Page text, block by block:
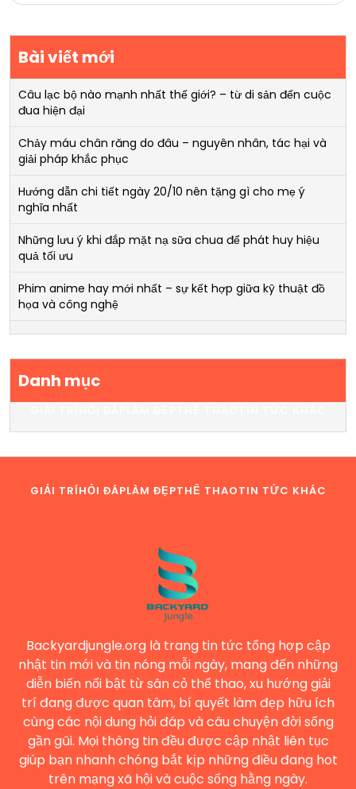
Bài viết mới
Câu lạc bộ nào mạnh nhất thế giới? – từ di sản đến cuộc
đua hiện đại
Chảy máu chân răng do đâu – nguyên nhân, tác hại và
giải pháp khắc phục
Hướng dẫn chi tiết ngày 20/10 nên tặng gì cho mẹ ý
nghĩa nhất
Những lưu ý khi đắp mặt nạ sữa chua để phát huy hiệu
quả tối ưu
Phim anime hay mới nhất – sự kết hợp giữa kỹ thuật đồ
họa và công nghệ
Danh mục
GIẢI TRÍHỎI ĐÁPLÀM ĐẸPTHỂ THAOTIN TỨC KHÁC
Backyardjungle.org là trang tin tức tổng hợp cập
nhật tin mới và tin nóng mỗi ngày, mang đến những
diễn biến nổi bật từ sân cỏ thể thao, xu hướng giải
trí đang được quan tâm, bí quyết làm đẹp hữu ích
cùng các nội dung hỏi đáp và câu chuyện đời sống
gần gũi. Mọi thông tin đều được cập nhật liên tục
giúp bạn nhanh chóng bắt kịp những điều đang hot
trên mạng xã hội và cuộc sống hằng ngày.